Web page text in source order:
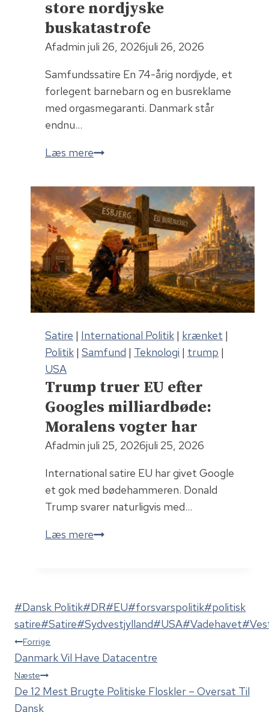
D
a
n
k
M
a
a
–
n
u
m
e
d
l
y
r
a
store nordjyske
buskatastrofe
Afadmin juli 26, 2026juli 26, 2026
Samfundssatire En 74-årig nordjyde, et
forlegent barnebarn og en busreklame
med orgasmegaranti. Danmark står
endnu…
Læs mereI
m
a
,
e
n
v
i
b
a
t
r
o
g
d
n
s
t
r
r
d
y
k
Satire | International Politik | krænket |
Politik | Samfund | Teknologi | trump |
USA
Trump truer EU efter
Googles milliardbøde:
Moralens vogter har
Afadmin juli 25, 2026juli 25, 2026
International satire EU har givet Google
et gok med bødehammeren. Donald
Trump svarer naturligvis med…
Læs mereT
p
r
r
Indlæg-
tags:
#Dansk Politik#DR#EU#forsvarspolitik#politisk
satire#Satire#Sydvestjylland#USA#Vadehavet#
Indlægsnavigation
Forrige
Danmark Vil Have Datacentre
Næste
De 12 Mest Brugte Politiske Floskler – Oversat Til
Dansk